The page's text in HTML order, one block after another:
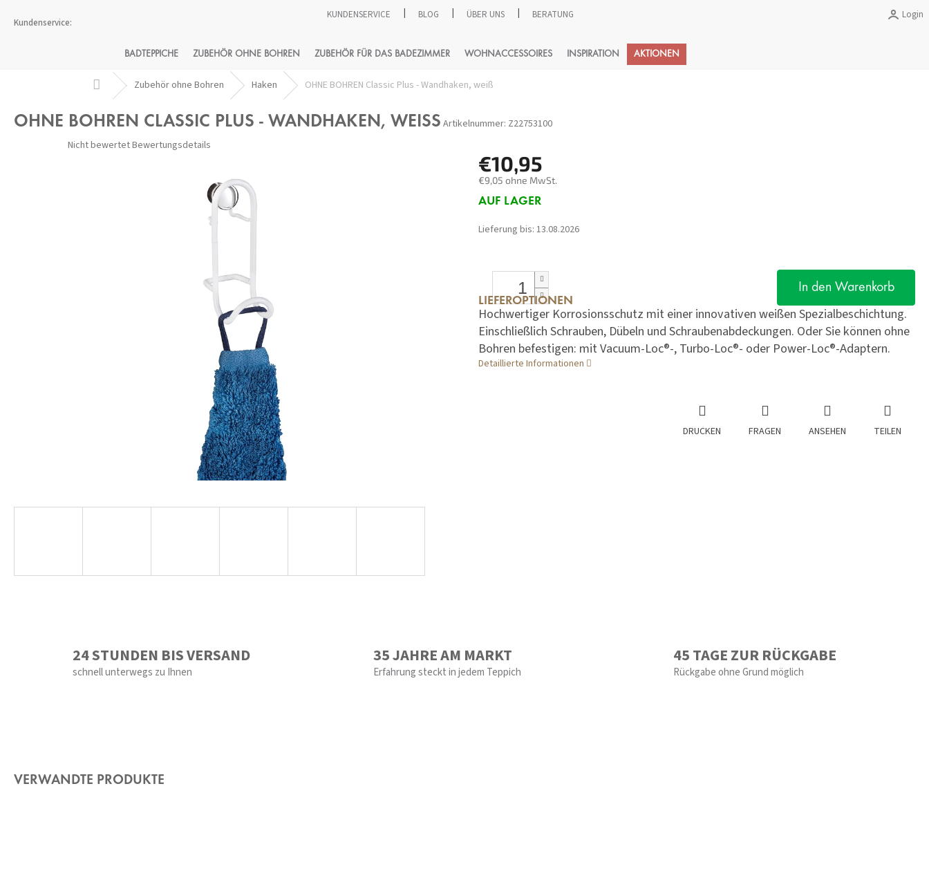
Inhalt
KUNDENSERVICE BLOG ÜBER UNS BERATUNG Login
Warenkorb
BADTEPPICHE ZUBEHÖR OHNE BOHREN ZUBEHÖR FÜR DAS BADEZIMMER WOHNACCESSOIRES INSPIRATION AKTIONEN
StartseiteZubehör ohne Bohren Haken OHNE BOHREN Classic Plus - Wandhaken, weiß
OHNE BOHREN CLASSIC PLUS - WANDHAKEN, WEISS Artikelnummer: Z22753100
Die
durchschnittliche
Nicht bewertetBewertungsdetails
€10,95
€9,05 ohne MwSt.
Verkaufspreis:
AUF LAGER
Lieferung bis: 13.08.2026
LIEFEROPTIONEN
In den Warenkorb
Hochwertiger Korrosionsschutz mit einer innovativen weißen Spezialbeschichtung.
Einschließlich Schrauben, Dübeln und Schraubenabdeckungen. Oder Sie können ohne
Bohren befestigen: mit Vacuum-Loc®-, Turbo-Loc®- oder Power-Loc®-Adaptern.
Detaillierte Informationen
DRUCKEN FRAGEN ANSEHEN TEILEN
24 STUNDEN BIS VERSAND
schnell unterwegs zu Ihnen
35 JAHRE AM MARKT
Erfahrung steckt in jedem Teppich
45 TAGE ZUR RÜCKGABE
Rückgabe ohne Grund möglich
VERWANDTE PRODUKTE